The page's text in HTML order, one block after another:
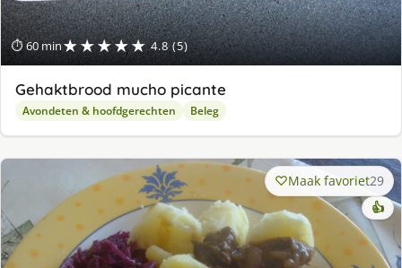
⏱ 60 min★★★★★ 4.8 (5)
Gehaktbrood mucho picante
Avondeten & hoofdgerechten Beleg
Maak favoriet29
👍